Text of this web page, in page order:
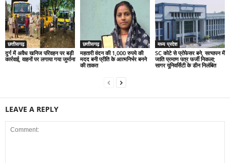
छत्तीसगढ़
दुर्ग में अवैध खनिज परिवहन पर बड़ी
कार्रवाई, वाहनों पर लगाया गया जुर्माना
छत्तीसगढ़
महतारी वंदन की 1,000 रुपये की
मदद बनी प्रीति के आत्मनिर्भर बनने
की ताकत
मध्य प्रदेश
SC कोटे से प्रोफेसर बने, सत्यापन में
जाति प्रमाण पत्र फर्जी निकला;
सागर यूनिवर्सिटी के डीन निलंबित
LEAVE A REPLY